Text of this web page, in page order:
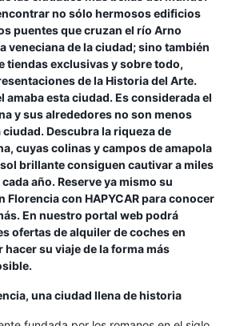
no sólo hermosos edificios
puentes que cruzan el río Arno
veneciana de la ciudad; sino también
tiendas exclusivas y sobre todo,
de la Historia del Arte.
amaba esta ciudad. Es considerada el
y sus alrededores no son menos
Descubra la riqueza de
cuyas colinas y campos de amapola
brillante consiguen cautivar a miles
año. Reserve ya mismo su
Florencia con HAPYCAR para conocer
En nuestro portal web podrá
ofertas de alquiler de coches en
hacer su viaje de la forma más
una ciudad llenade historia